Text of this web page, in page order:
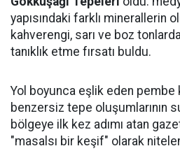
yapısındaki farklı minerallerin
kahverengi, sarı ve boz
tanıklık etme fırsatı buldu.
Yol boyunca eşlik eden pembe
benzersiz tepe oluşumlarının
bölgeye ilk kez adımı atan
"masalsı bir keşif" olarak